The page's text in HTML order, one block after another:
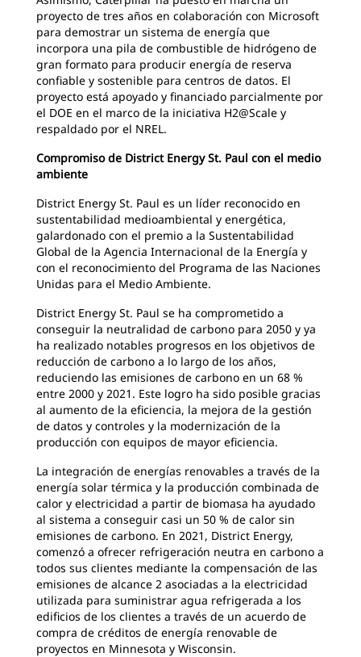
proyecto de tres años en colaboración con Microsoft
para demostrar un sistema de energía que
incorpora una pila de combustible de hidrógeno de
gran formato para producir energía de reserva
confiable y sostenible para centros de datos. El
proyecto está apoyado y financiado parcialmente por
el DOE en el marco de la iniciativa H2@Scale y
respaldado por el NREL.
Compromiso de District Energy St. Paul con el medio
ambiente
District Energy St. Paul es un líder reconocido en
sustentabilidad medioambiental y energética,
galardonado con el premio a la Sustentabilidad
Global de la Agencia Internacional de la Energía y
con el reconocimiento del Programa de las Naciones
Unidas para el Medio Ambiente.
District Energy St. Paul se ha comprometido a
conseguir la neutralidad de carbono para 2050 y ya
ha realizado notables progresos en los objetivos de
reducción de carbono a lo largo de los años,
reduciendo las emisiones de carbono en un 68 %
entre 2000 y 2021. Este logro ha sido posible gracias
al aumento de la eficiencia, la mejora de la gestión
de datos y controles y la modernización de la
producción con equipos de mayor eficiencia.
La integración de energías renovables a través de la
energía solar térmica y la producción combinada de
calor y electricidad a partir de biomasa ha ayudado
al sistema a conseguir casi un 50 % de calor sin
emisiones de carbono. En 2021, District Energy,
comenzó a ofrecer refrigeración neutra en carbono a
todos sus clientes mediante la compensación de las
emisiones de alcance 2 asociadas a la electricidad
utilizada para suministrar agua refrigerada a los
edificios de los clientes a través de un acuerdo de
compra de créditos de energía renovable de
proyectos en Minnesota y Wisconsin.